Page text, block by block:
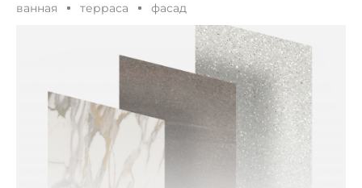
ванная
терраса фасад